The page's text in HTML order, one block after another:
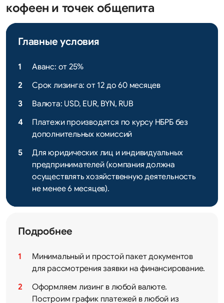
кофеен и точек общепита
Главные условия
Аванс: от 25%
Срок лизинга: от 12 до 60 месяцев
Валюта: USD, EUR, BYN, RUB
Платежи производятся по курсу НБРБ без
дополнительных комиссий
Для юридических лиц и индивидуальных
предпринимателей (компания должна
осуществлять хозяйственную деятельность
не менее 6 месяцев).
Подробнее
Минимальный и простой пакет документов
для рассмотрения заявки на финансирование.
Оформляем лизинг в любой валюте.
Построим график платежей в любой из